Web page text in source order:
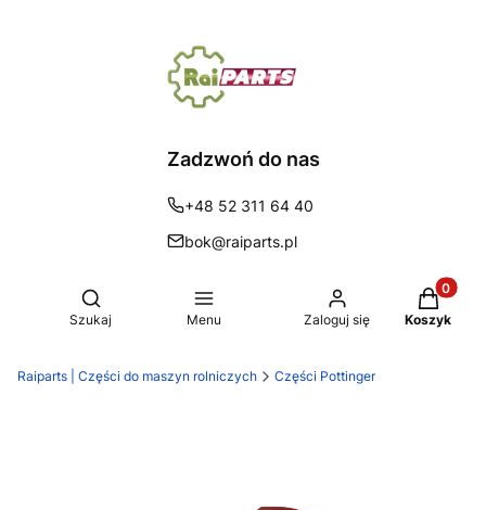
Zadzwoń do nas
+48 52 311 64 40
bok@raiparts.pl
Otwórz wyszukiwarkę
Szukaj Menu Zaloguj się Koszyk
Raiparts | Części do maszyn rolniczych Części Pottinger